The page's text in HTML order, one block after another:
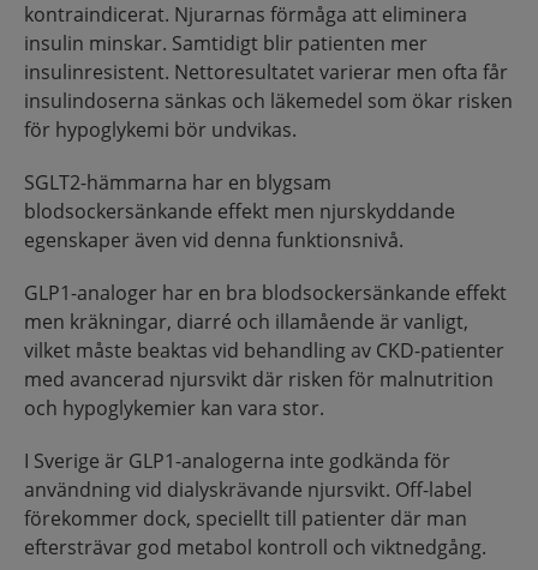
kontraindicerat. Njurarnas förmåga att eliminera
insulin minskar. Samtidigt blir patienten mer
insulinresistent. Nettoresultatet varierar men ofta får
insulindoserna sänkas och läkemedel som ökar risken
för hypoglykemi bör undvikas.
SGLT2-hämmarna har en blygsam
blodsockersänkande effekt men njurskyddande
egenskaper även vid denna funktionsnivå.
GLP1-analoger har en bra blodsockersänkande effekt
men kräkningar, diarré och illamående är vanligt,
vilket måste beaktas vid behandling av CKD-patienter
med avancerad njursvikt där risken för malnutrition
och hypoglykemier kan vara stor.
I Sverige är GLP1-analogerna inte godkända för
användning vid dialyskrävande njursvikt. Off-label
förekommer dock, speciellt till patienter där man
eftersträvar god metabol kontroll och viktnedgång.